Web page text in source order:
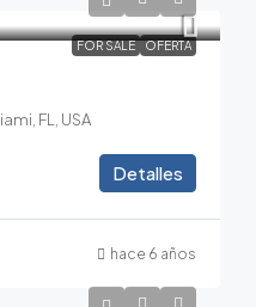
FOR SALE OFERTA
FL, USA
Detalles
hace 6 años